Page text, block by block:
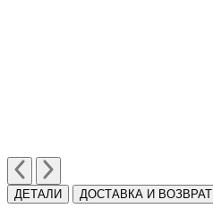
ДЕТАЛИ ДОСТАВКА И ВОЗВРАТ